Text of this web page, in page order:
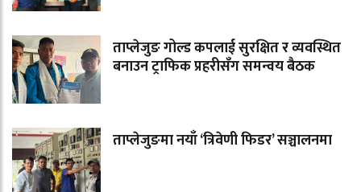
ताप्लेजुङ गोल्ड कपलाई सुरक्षित र व्यवस्थित
बनाउन ट्राफिक प्रहरीसँग समन्वय बैठक
ताप्लेजुङमा नयाँ ‘त्रिवेणी फिडर’ सञ्चालनमा